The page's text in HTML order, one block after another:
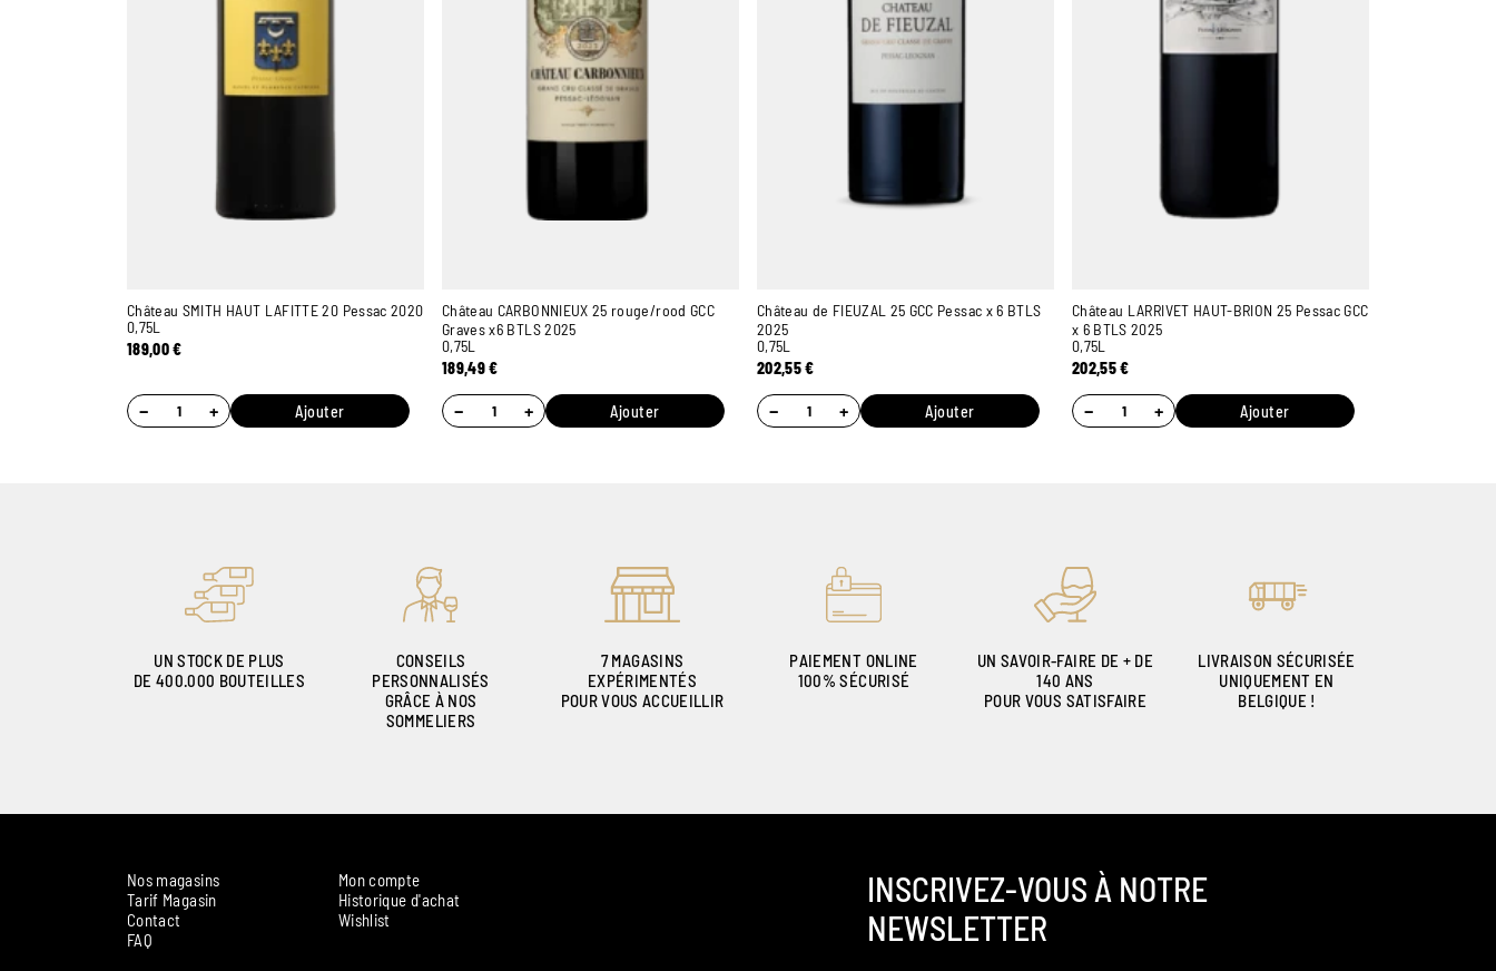
Château SMITH HAUT LAFITTE 20 Pessac 2020
0,75L
189,00€
− + Ajouter
Château CARBONNIEUX 25 rouge/rood GCC
Graves x6 BTLS 2025
0,75L
189,49€
− + Ajouter
Château de FIEUZAL 25 GCC Pessac x 6 BTLS
2025
0,75L
202,55€
− + Ajouter
Château LARRIVET HAUT-BRION 25 Pessac GCC
x 6 BTLS 2025
0,75L
202,55€
− + Ajouter
UN STOCK DE PLUS
DE 400.000 BOUTEILLES
CONSEILS
PERSONNALISÉS
GRÂCE À NOS
SOMMELIERS
7 MAGASINS
EXPÉRIMENTÉS
POUR VOUS ACCUEILLIR
PAIEMENT ONLINE
100% SÉCURISÉ
UN SAVOIR-FAIRE DE + DE
140 ANS
POUR VOUS SATISFAIRE
LIVRAISON SÉCURISÉE
UNIQUEMENT EN
BELGIQUE !
Nos magasins
Tarif Magasin
Contact
FAQ
Mon compte
Historique d'achat
Wishlist
INSCRIVEZ-VOUS À NOTRE
NEWSLETTER